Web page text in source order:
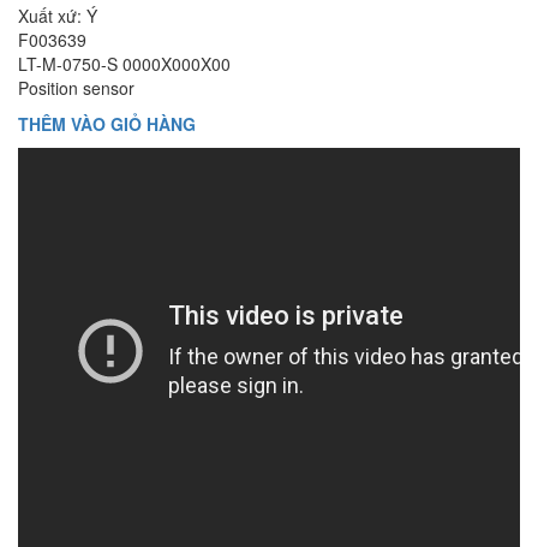
Xuất xứ: Ý
F003639
LT-M-0750-S 0000X000X00
Position sensor
THÊM VÀO GIỎ HÀNG